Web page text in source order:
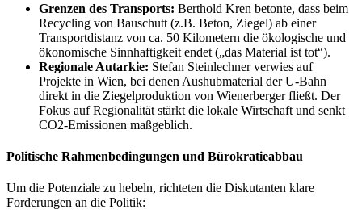
Grenzen des Transports: Berthold Kren betonte, dass beim
Recycling von Bauschutt (z.B. Beton, Ziegel) ab einer
Transportdistanz von ca. 50 Kilometern die ökologische und
ökonomische Sinnhaftigkeit endet („das Material ist tot“).
Regionale Autarkie: Stefan Steinlechner verwies auf
Projekte in Wien, bei denen Aushubmaterial der U-Bahn
direkt in die Ziegelproduktion von Wienerberger fließt. Der
Fokus auf Regionalität stärkt die lokale Wirtschaft und senkt
CO2-Emissionen maßgeblich.
Politische Rahmenbedingungen und Bürokratieabbau
Um die Potenziale zu hebeln, richteten die Diskutanten klare
Forderungen an die Politik: